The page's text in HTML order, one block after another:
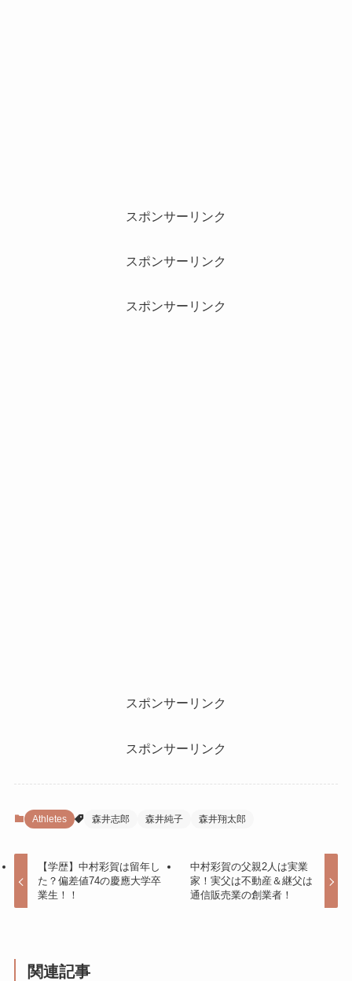
スポンサーリンク
スポンサーリンク
スポンサーリンク
スポンサーリンク
スポンサーリンク
Athletes 森井志郎 森井純子 森井翔太郎
【学歴】中村彩賀は留年し
た？偏差値74の慶應大学卒
業生！！
中村彩賀の父親2人は実業
家！実父は不動産＆継父は
通信販売業の創業者！
関連記事